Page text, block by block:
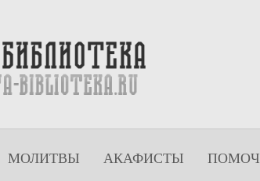
МОЛИТВЫ АКАФИСТЫ